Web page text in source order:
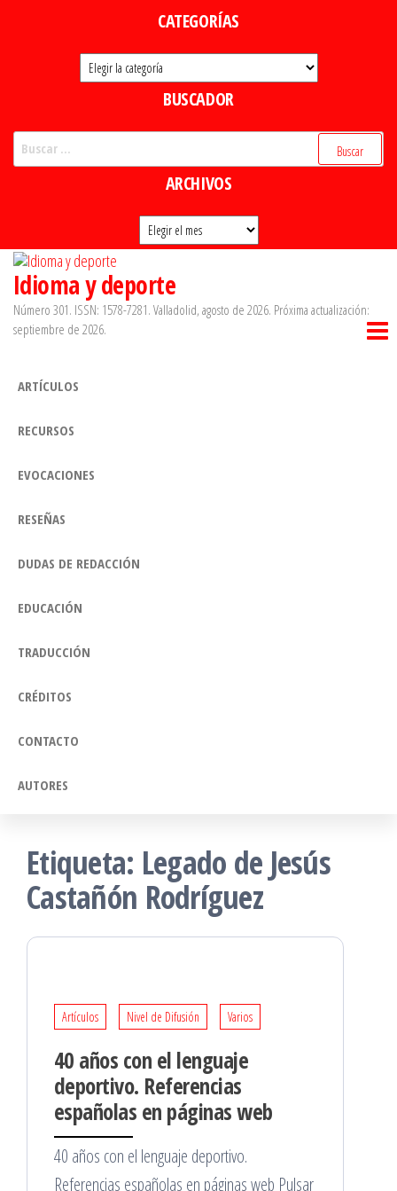
CATEGORÍAS
Categorías
BUSCADOR
ARCHIVOS
Archivos
Idioma y deporte
Número 301. ISSN: 1578-7281. Valladolid, agosto de 2026. Próxima actualización:
septiembre de 2026.
ARTÍCULOS
RECURSOS
EVOCACIONES
RESEÑAS
DUDAS DE REDACCIÓN
EDUCACIÓN
TRADUCCIÓN
CRÉDITOS
CONTACTO
AUTORES
Etiqueta: Legado de Jesús
Castañón Rodríguez
Artículos Nivel de Difusión Varios
40 años con el lenguaje
deportivo. Referencias
españolas en páginas web
40 años con el lenguaje deportivo.
Referencias españolas en páginas web Pulsar